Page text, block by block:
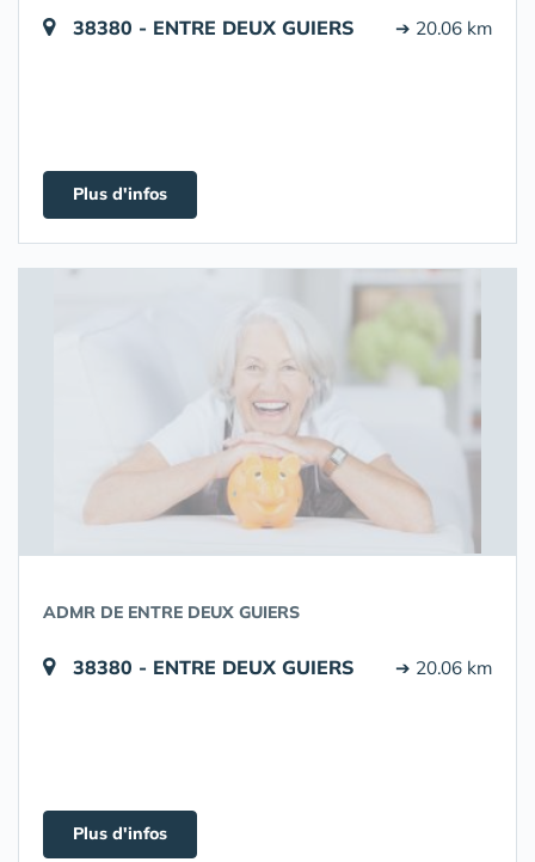
38380 - ENTRE DEUX GUIERS ➔ 20.06 km
Plus d'infos
ADMR DE ENTRE DEUX GUIERS
38380 - ENTRE DEUX GUIERS ➔ 20.06 km
Plus d'infos